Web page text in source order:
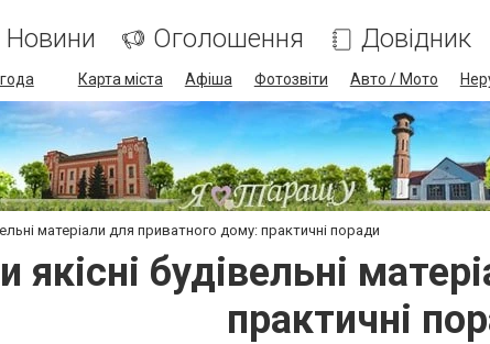
Новини Оголошення Довідник
Карта міста Афіша Фотозвіти Авто / Мото
матеріали для приватного дому: практичні поради
якісні будівельні
практичні